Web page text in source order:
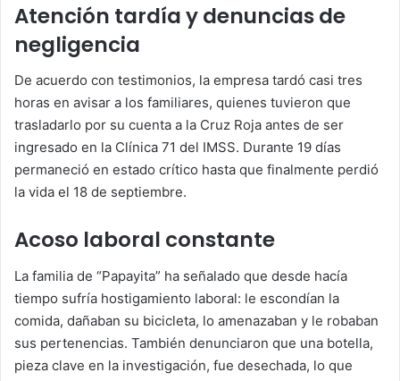
Atención tardía y denuncias de
negligencia
De acuerdo con testimonios, la empresa tardó casi tres
horas en avisar a los familiares, quienes tuvieron que
trasladarlo por su cuenta a la Cruz Roja antes de ser
ingresado en la Clínica 71 del IMSS. Durante 19 días
permaneció en estado crítico hasta que finalmente perdió
la vida el 18 de septiembre.
Acoso laboral constante
La familia de “Papayita” ha señalado que desde hacía
tiempo sufría hostigamiento laboral: le escondían la
comida, dañaban su bicicleta, lo amenazaban y le robaban
sus pertenencias. También denunciaron que una botella,
pieza clave en la investigación, fue desechada, lo que